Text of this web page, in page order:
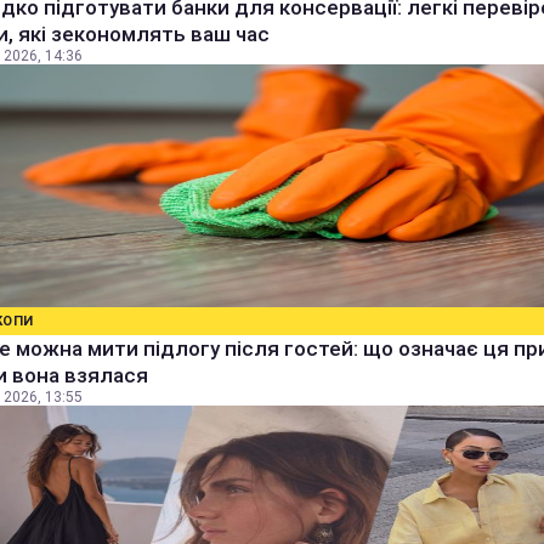
підготувати банки для консервації: легкі
які зекономлять ваш час
2026, 14:36
можна мити підлогу після гостей: що означає ця
вона взялася
2026, 13:55